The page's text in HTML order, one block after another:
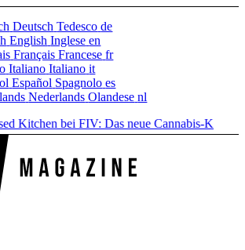
Deutsch Tedesco de
English Inglese en
Français Francese fr
Italiano Italiano it
Español Spagnolo es
Nederlands Olandese nl
bei FIV: Das neue Cannabis-Kochportal